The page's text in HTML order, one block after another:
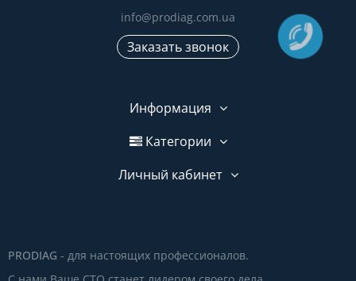
info@prodiag.com.ua
Заказать звонок
Информация
Категории
Личный кабинет
PRODIAG - для настоящих профессионалов.